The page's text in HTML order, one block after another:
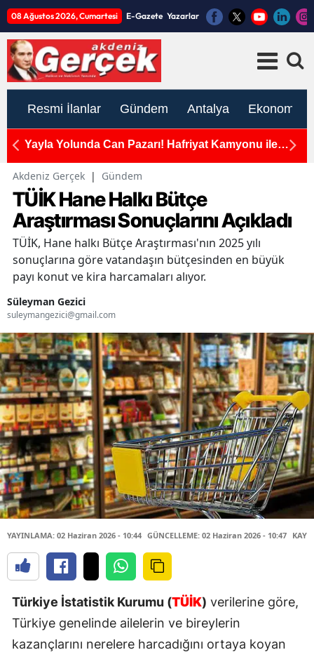
08 Ağustos 2026, Cumartesi E-Gazete Yazarlar
Resmi İlanlar Gündem Antalya Ekonomi
Yayla Yolunda Can Pazarı! Hafriyat Kamyonu ile
Akdeniz Gerçek | Gündem
TÜİK Hane Halkı Bütçe
Araştırması Sonuçlarını Açıkladı
TÜİK, Hane halkı Bütçe Araştırması'nın 2025 yılı
sonuçlarına göre vatandaşın bütçesinden en büyük
payı konut ve kira harcamaları alıyor.
Süleyman Gezici
suleymangezici@gmail.com
YAYINLAMA: 02 Haziran 2026 - 10:44 GÜNCELLEME: 02 Haziran 2026 - 10:47
Türkiye İstatistik Kurumu (TÜİK) verilerine göre,
Türkiye genelinde ailelerin ve bireylerin
kazançlarını nerelere harcadığını ortaya koyan